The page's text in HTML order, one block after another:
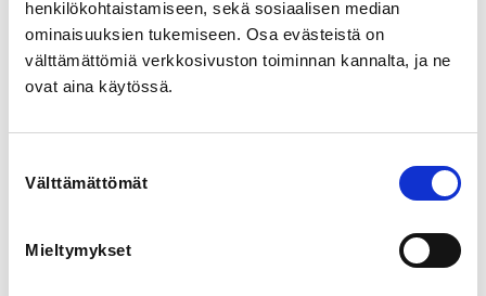
henkilökohtaistamiseen, sekä sosiaalisen median
ominaisuuksien tukemiseen. Osa evästeistä on
välttämättömiä verkkosivuston toiminnan kannalta, ja ne
ovat aina käytössä.
valinta
Välttämättömät
Mieltymykset
OKM:n ja Olympiakomitean yhdessä järjestämä
seuroille suunnattu Seuratoiminnan kehittämistuen
jäi tekemättä, tässä tilaisuuden Microsoft Teams-linkki:
https://teams.microsoft.com/l/meetup-
context=%7b%22Tid%22%3a%2245e3f472-6eec-415f-